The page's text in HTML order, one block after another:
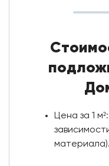
Цена за 1 м²:
материала).